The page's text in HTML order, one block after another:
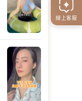
線上客服